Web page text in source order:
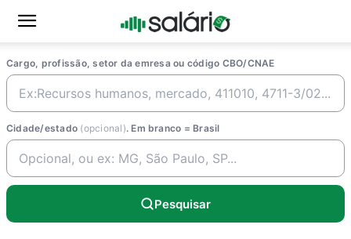
Cargo, profissão, setor da emresa ou código CBO/CNAE
Cidade/estado (opcional). Em branco = Brasil
Pesquisar